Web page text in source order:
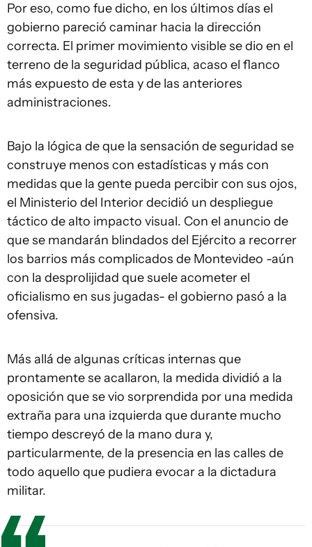
Por eso, como fue dicho, en los últimos días el
gobierno pareció caminar hacia la dirección
correcta. El primer movimiento visible se dio en el
terreno de la seguridad pública, acaso el flanco
más expuesto de esta y de las anteriores
administraciones.
Bajo la lógica de que la sensación de seguridad se
construye menos con estadísticas y más con
medidas que la gente pueda percibir con sus ojos,
el Ministerio del Interior decidió un despliegue
táctico de alto impacto visual. Con el anuncio de
que se mandarán blindados del Ejército a recorrer
los barrios más complicados de Montevideo -aún
con la desprolijidad que suele acometer el
oficialismo en sus jugadas- el gobierno pasó a la
ofensiva.
Más allá de algunas críticas internas que
prontamente se acallaron, la medida dividió a la
oposición que se vio sorprendida por una medida
extraña para una izquierda que durante mucho
tiempo descreyó de la mano dura y,
particularmente, de la presencia en las calles de
todo aquello que pudiera evocar a la dictadura
militar.